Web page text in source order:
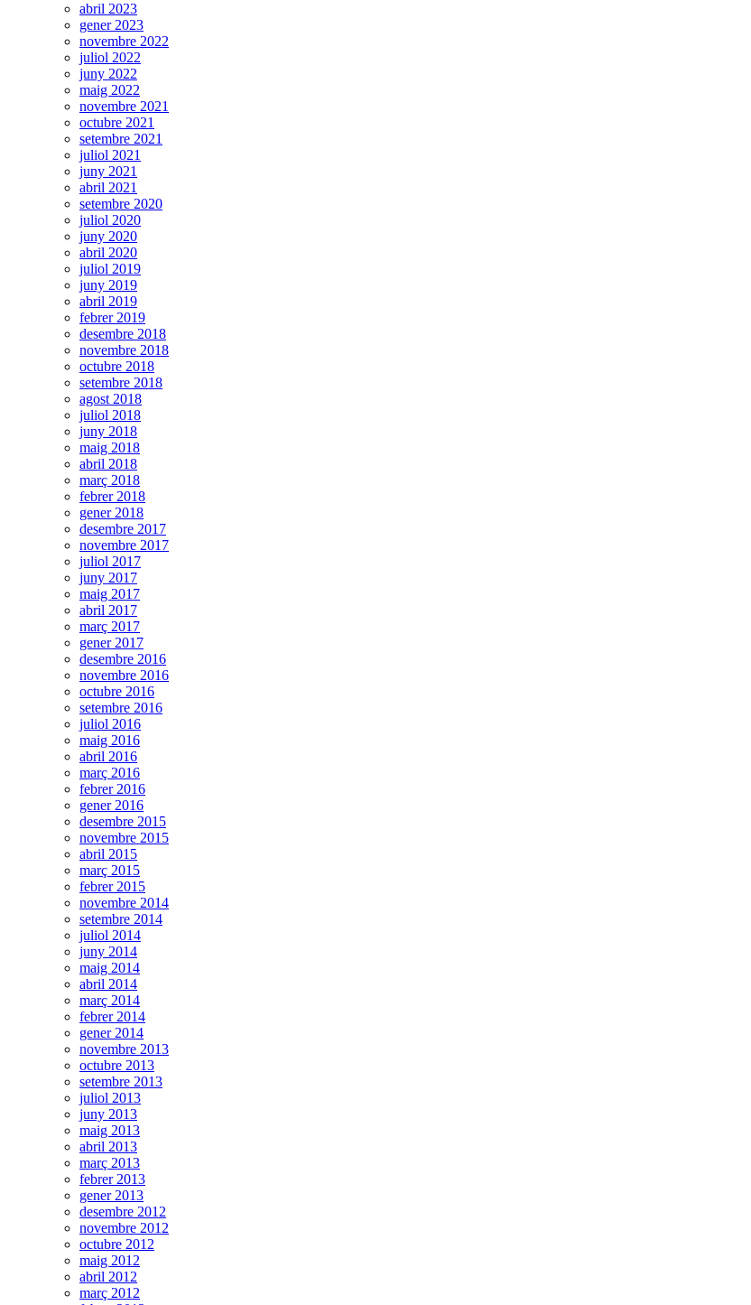
abril 2023
gener 2023
novembre 2022
juliol 2022
juny 2022
maig 2022
novembre 2021
octubre 2021
setembre 2021
juliol 2021
juny 2021
abril 2021
setembre 2020
juliol 2020
juny 2020
abril 2020
juliol 2019
juny 2019
abril 2019
febrer 2019
desembre 2018
novembre 2018
octubre 2018
setembre 2018
agost 2018
juliol 2018
juny 2018
maig 2018
abril 2018
març 2018
febrer 2018
gener 2018
desembre 2017
novembre 2017
juliol 2017
juny 2017
maig 2017
abril 2017
març 2017
gener 2017
desembre 2016
novembre 2016
octubre 2016
setembre 2016
juliol 2016
maig 2016
abril 2016
març 2016
febrer 2016
gener 2016
desembre 2015
novembre 2015
abril 2015
març 2015
febrer 2015
novembre 2014
setembre 2014
juliol 2014
juny 2014
maig 2014
abril 2014
març 2014
febrer 2014
gener 2014
novembre 2013
octubre 2013
setembre 2013
juliol 2013
juny 2013
maig 2013
abril 2013
març 2013
febrer 2013
gener 2013
desembre 2012
novembre 2012
octubre 2012
maig 2012
abril 2012
març 2012